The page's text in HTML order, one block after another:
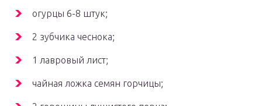
огурцы 6-8 штук;
2 зубчика чеснока;
1 лавровый лист;
чайная ложка семян горчицы;